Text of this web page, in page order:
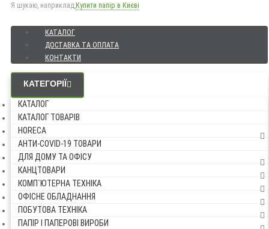
Я шукаю, наприклад, Купити папір в Києві
КАТАЛОГ
ДОСТАВКА ТА ОПЛАТА
КОНТАКТИ
КАТЕГОРІЇ
КАТАЛОГ
КАТАЛОГ ТОВАРІВ
HORECA
АНТИ-COVID-19 ТОВАРИ
ДЛЯ ДОМУ ТА ОФІСУ
КАНЦТОВАРИ
КОМП`ЮТЕРНА ТЕХНІКА
ОФІСНЕ ОБЛАДНАННЯ
ПОБУТОВА ТЕХНІКА
ПАПІР І ПАПЕРОВІ ВИРОБИ